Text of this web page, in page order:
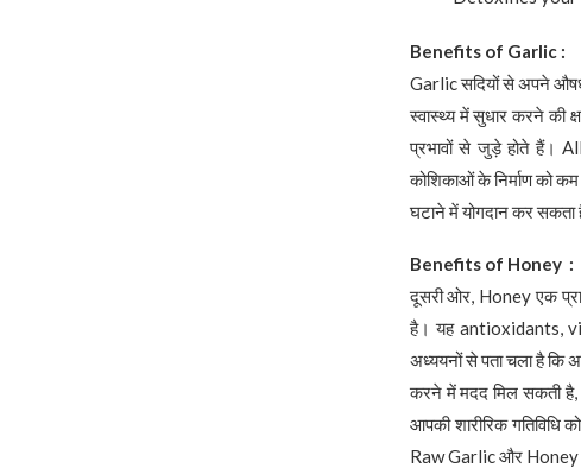
Benefits of Garlic :
Garlic सदियों से अपने
स्वास्थ्य में सुधार करने की
प्रभावों से जुड़े होते हैं।
कोशिकाओं के निर्माण को
घटाने में योगदान कर
Benefits of Honey :
दूसरी ओर, Honey एक
है। यह antioxidants,
अध्ययनों से पता चला है कि
करने में मदद मिल सकती है,
आपकी शारीरिक
Raw Garlic और Honey